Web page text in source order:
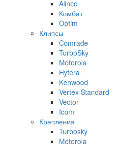
Alinco
Комбат
Optim
Клипсы
Comrade
TurboSky
Motorola
Hytera
Kenwood
Vertex Standard
Vector
Icom
Крепления
Turbosky
Motorola